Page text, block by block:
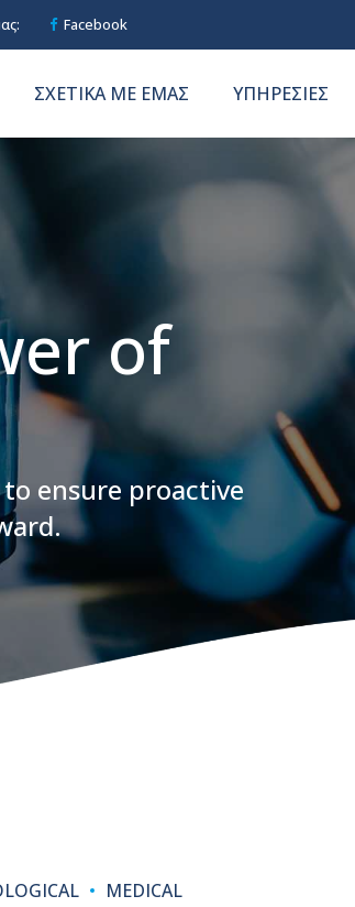
Facebook
ΣΧΕΤΙΚΑ ΜΕ ΕΜΑΣ ΥΠΗΡΕΣΙΕΣ
of
ensure proactive
MEDICAL